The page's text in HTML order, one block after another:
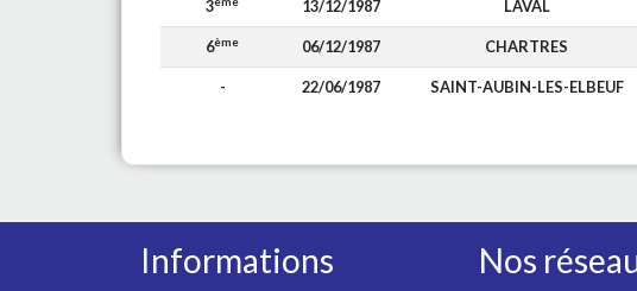
3 13/12/1987 LAVAL
6ème 06/12/1987 CHARTRES
- 22/06/1987 SAINT-AUBIN-LES-ELBEUF
Informations Nos